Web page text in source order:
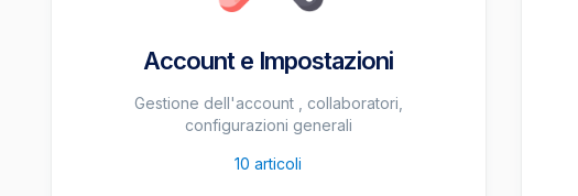
Account e Impostazioni
Gestione dell'account , collaboratori,
configurazioni generali
10 articoli